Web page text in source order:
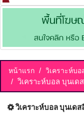
หน้าแรก วิเคราะห์บอ
วิเคราะห์บอล บุนเด
วิเคราะห์บอล บุนเดส